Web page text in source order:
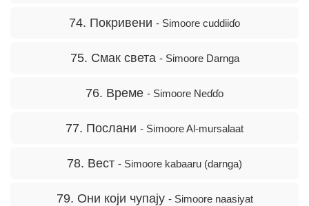
74. Покривени - Simoore cuddiiɗo
75. Смак света - Simoore Darnga
76. Време - Simoore Neɗɗo
77. Послани - Simoore Al-mursalaat
78. Вест - Simoore kabaaru (darnga)
79. Они који чупају - Simoore naasiyat